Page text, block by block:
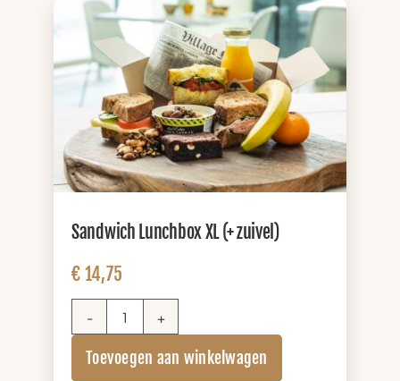
Sandwich Lunchbox XL (+ zuivel)
€ 14,75
Sandwich
Lunchbox
XL
Toevoegen aan winkelwagen